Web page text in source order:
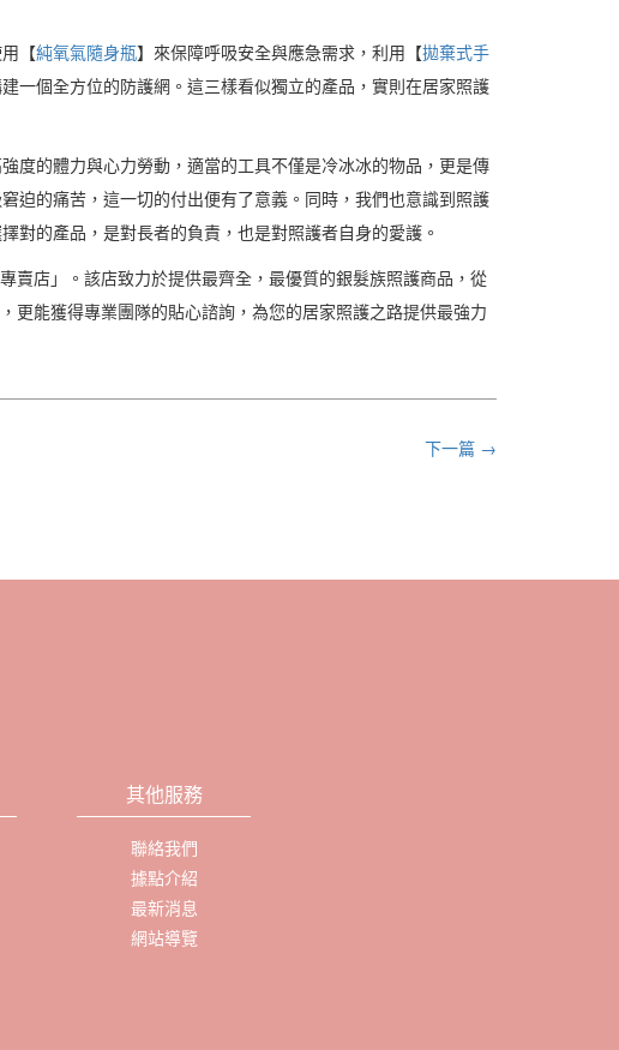
【純氧氣隨身瓶】來保障呼吸安全與應急需求，利用【拋棄式手
一個全方位的防護網。這三樣看似獨立的產品，實則在居家照護
度的體力與心力勞動，適當的工具不僅是冷冰冰的物品，更是傳
迫的痛苦，這一切的付出便有了意義。同時，我們也意識到照護
對的產品，是對長者的負責，也是對照護者自身的愛護。
賣店」。該店致力於提供最齊全，最優質的銀髮族照護商品，從
更能獲得專業團隊的貼心諮詢，為您的居家照護之路提供最強力
下一篇 →
其他服務
聯絡我們
據點介紹
最新消息
網站導覽